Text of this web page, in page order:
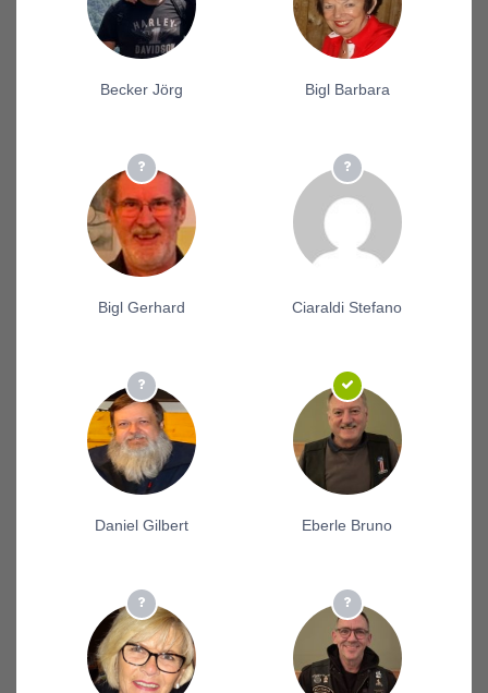
Becker Jörg Bigl Barbara
Bigl Gerhard Ciaraldi Stefano
Daniel Gilbert Eberle Bruno